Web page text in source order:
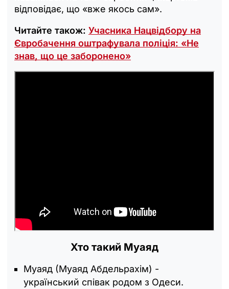
відповідає, що «вже якось сам».
Читайте також: Учасника Нацвідбору на
Євробачення оштрафувала поліція: «Не
знав, що це заборонено»
Хто такий Муаяд
Муаяд (Муаяд Абдельрахім) -
український співак родом з Одеси.